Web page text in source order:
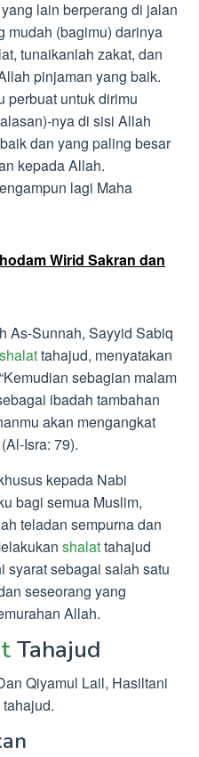
lain berperang di jalan
mudah (bagimu) darinya
tunaikanlah zakat, dan
pinjaman yang baik.
perbuat untuk dirimu
nya di sisi Allah
dan yang paling besar
kepada Allah.
lagi Maha
Wirid Sakran dan
As-Sunnah, Sayyid Sabiq
shalattahajud, menyatakan
sebagian malam
ibadah tambahan
akan mengangkat
Isra: 79).
kepada Nabi
bagi semua Muslim,
teladan sempurna dan
shalattahajud
syarat sebagai salah satu
seseorang yang
Allah.
Tahajud
Qiyamul Lail, Hasiltani